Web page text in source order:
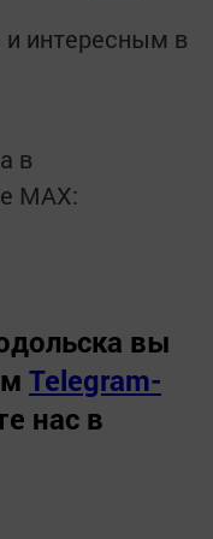
интересным в
в
MАХ:
вы
Telegram-
нас в